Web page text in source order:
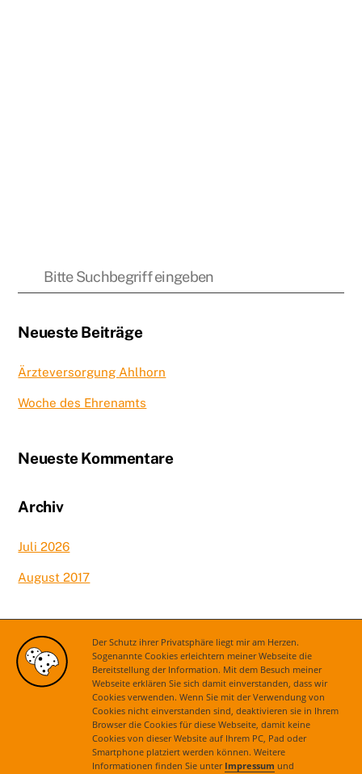
Der Schutz ihrer Privatsphäre liegt mir am Herzen.
Sogenannte Cookies erleichtern meiner Webseite die
Bereitstellung der Information. Mit dem Besuch meiner
Webseite erklären Sie sich damit einverstanden, dass wir
Cookies verwenden. Wenn Sie mit der Verwendung von
Cookies nicht einverstanden sind, deaktivieren sie in Ihrem
Browser die Cookies für diese Webseite, damit keine
Cookies von dieser Website auf Ihrem PC, Pad oder
Smartphone platziert werden können. Weitere
Informationen finden Sie unter Impressum und
Neueste Beiträge
Ärzteversorgung Ahlhorn
Woche des Ehrenamts
Neueste Kommentare
Archiv
Juli 2026
August 2017
Kategorien
Aktuelles